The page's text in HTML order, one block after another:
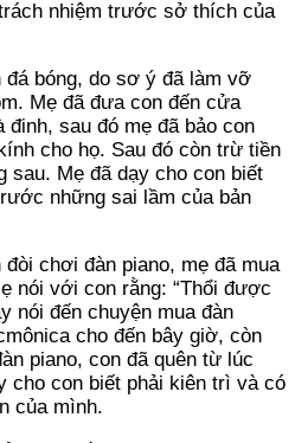
nhiệm trước sở thích của
đá bóng, do sơ ý đã làm vỡ
Mẹ đã đưa con đến cửa
sau đó mẹ đã bảo con
cho họ. Sau đó còn trừ tiền
sau. Mẹ đã dạy cho con biết
những sai lầm của bản
đòi chơi đàn piano, mẹ đã mua
nói với con rằng: “Thổi được
nói đến chuyện mua đàn
cho đến bây giờ, còn
piano, con đã quên từ lúc
cho con biết phải kiên trì và có
của mình.